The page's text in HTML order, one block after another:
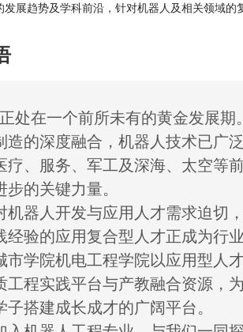
展趋势及学科前沿，针对机器人及相关领域的
处在一个前所未有的黄金发展期
造的深度融合，机器人技术已广
疗、服务、军工及深海、太空等
的关键力量。
机器人开发与应用人才需求迫切
经验的应用复合型人才正成为行
市学院机电工程学院以应用型人
工程实践平台与产教融合资源，
子搭建成长成才的广阔平台。